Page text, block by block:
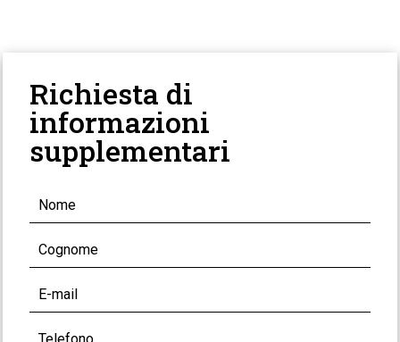
Richiesta di
informazioni
supplementari